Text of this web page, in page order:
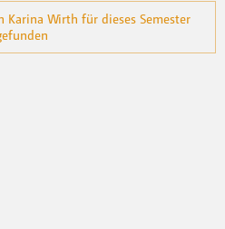
Karina Wirth für dieses Semester